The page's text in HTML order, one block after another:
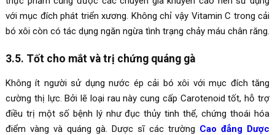
với mục đích phát triển xương. Không chỉ vậy Vitamin C trong cải
bó xôi còn có tác dụng ngăn ngừa tình trạng chảy máu chân răng.
3.5. Tốt cho mắt và trị chứng quáng gà
Không ít người sử dụng nước ép cải bó xôi với mục đích tăng
cường thị lực. Bởi lẽ loại rau này cung cấp Carotenoid tốt, hỗ trợ
điều trị một số bệnh lý như đục thủy tinh thể, chứng thoái hóa
điểm vàng và quáng gà. Dược sĩ các trường Cao đẳng Dược